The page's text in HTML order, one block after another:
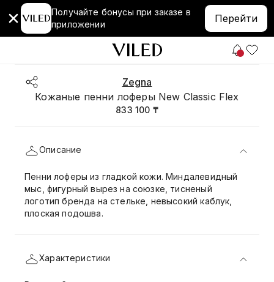
Получайте бонусы при заказе в
приложении
Перейти
Zegna
Кожаные пенни лоферы New Classic Flex
833 100 ₸
Описание
Пенни лоферы из гладкой кожи. Миндалевидный
мыс, фигурный вырез на союзке, тисненый
логотип бренда на стельке, невысокий каблук,
плоская подошва.
Характеристики